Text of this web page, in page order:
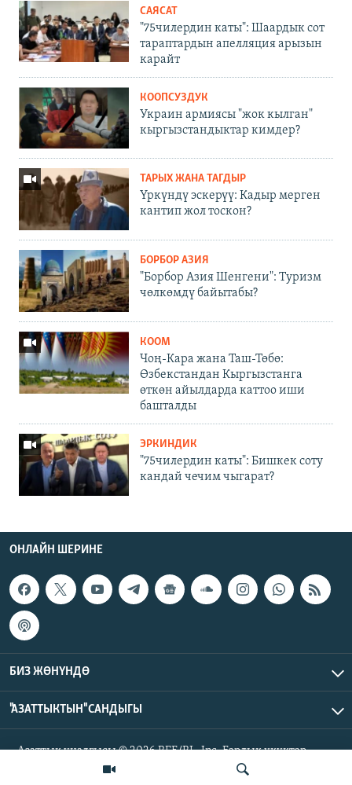
САЯСАТ
"75чилердин каты": Шаардык сот
тараптардын апелляция арызын
карайт
КООПСУЗДУК
Украин армиясы "жок кылган"
кыргызстандыктар кимдер?
ТАРЫХ ЖАНА ТАГДЫР
Үркүндү эскерүү: Кадыр мерген
кантип жол тоскон?
БОРБОР АЗИЯ
"Борбор Азия Шенгени": Туризм
чөлкөмдү байытабы?
КООМ
Чоң-Кара жана Таш-Төбө:
Өзбекстандан Кыргызстанга
өткөн айылдарда каттоо иши
башталды
ЭРКИНДИК
"75чилердин каты": Бишкек соту
кандай чечим чыгарат?
ОНЛАЙН ШЕРИНЕ
БИЗ ЖӨНҮНДӨ
"АЗАТТЫКТЫН" САНДЫГЫ
Азаттык үналгысы © 2026 RFE/RL, Inc. Бардык укуктар